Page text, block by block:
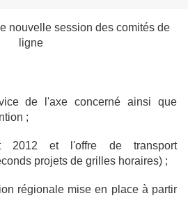
nouvelle session des comités de
ligne
de l'axe concerné ainsi que
;
2012 et l'offre de transport
projets de grilles horaires) ;
régionale mise en place à partir